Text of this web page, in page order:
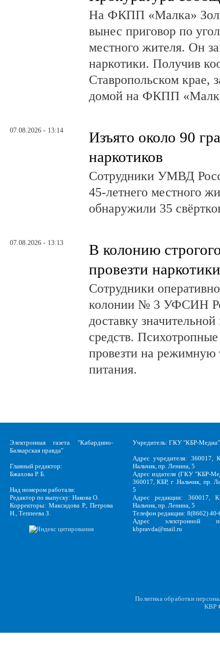
На ФКПП «Малка»
вынес приговор по
местного жителя. Он
наркотики. Получив
Ставропольском крае,
домой на ФКПП
07.08.2026 - 13:14
Изъято около 90
наркотиков
Сотрудники УМВД
45-летнего местного
обнаружили 35
07.08.2026 - 13:13
В колонию
провезти наркотики
Сотрудники
колонии № 3 УФСИН
доставку
средств.
провезти на режимную
питания.
Электронная газета "Кабардино-
Балкарская правда"
Главный редактор:
Бжахова Р. Б.
Над номером работали:
Редактор по выпуску: Накова О.
Корректоры: Максидова Р., Петрова
Н., Теппеева З.
Учредитель: ГКУ "КБР-Медиа"
Адрес учредителя: 360017,
Нальчик, пр. Ленина, 5
Адрес издателя (ГКУ "КБР-
360017, КБР, г .Нальчик, пр.
5
Адрес редакции: 360017,
Нальчик, пр. Ленина, 5
Телефон редакции: 8(8662)
Адрес электронной
kbpravda@mail.ru
Политика обработки
KBP